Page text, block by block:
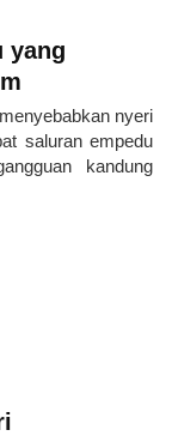
yang
nyeri
saluran empedu
kandung